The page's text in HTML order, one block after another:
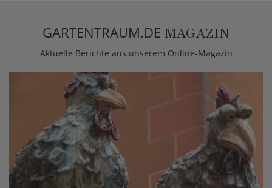
GARTENTRAUM.DE MAGAZIN
Aktuelle Berichte aus unserem Online-Magazin